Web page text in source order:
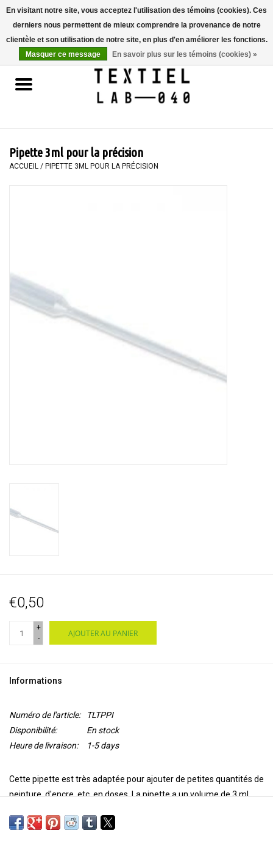
Accueil
LIVRES
PEINTURE
OUTILS
Pipette 3ml pour la précision
ACCUEIL / PIPETTE 3ML POUR LA PRÉCISION
€0,50
+
-
AJOUTER AU PANIER
Informations
Numéro de l'article:
TLTPPI
Disponibilité:
En stock
Heure de livraison:
1-5 days
Cette pipette est très adaptée pour ajouter de petites quantités de
peinture, d'encre, etc. en doses. La pipette a un volume de 3 ml.
En visitant notre site, vous acceptez l'utilisation des témoins (cookies). Ces
derniers nous permettent de mieux comprendre la provenance de notre
clientèle et son utilisation de notre site, en plus d'en améliorer les fonctions.
Masquer ce message
En savoir plus sur les témoins (cookies) »